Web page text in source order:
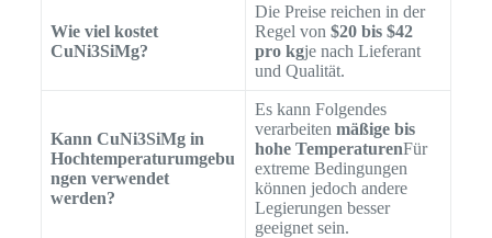
Wie viel kostet
CuNi3SiMg?
Die Preise reichen in der
Regel von $20 bis $42
pro kgje nach Lieferant
und Qualität.
Kann CuNi3SiMg in
Hochtemperaturumgebu
ngen verwendet
werden?
Es kann Folgendes
verarbeiten mäßige bis
hohe TemperaturenFür
extreme Bedingungen
können jedoch andere
Legierungen besser
geeignet sein.